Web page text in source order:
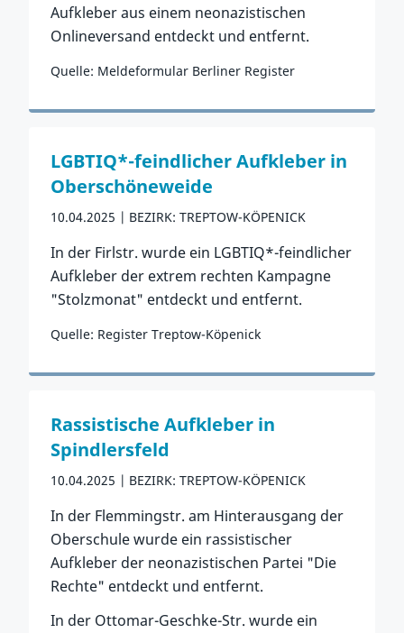
Aufkleber aus einem neonazistischen
Onlineversand entdeckt und entfernt.
Quelle: Meldeformular Berliner Register
Zum Vorfall
LGBTIQ*-feindlicher Aufkleber in
Oberschöneweide
10.04.2025 BEZIRK: TREPTOW-KÖPENICK
In der Firlstr. wurde ein LGBTIQ*-feindlicher
Aufkleber der extrem rechten Kampagne
"Stolzmonat" entdeckt und entfernt.
Quelle: Register Treptow-Köpenick
Zum Vorfall
Rassistische Aufkleber in
Spindlersfeld
10.04.2025 BEZIRK: TREPTOW-KÖPENICK
In der Flemmingstr. am Hinterausgang der
Oberschule wurde ein rassistischer
Aufkleber der neonazistischen Partei "Die
Rechte" entdeckt und entfernt.
In der Ottomar-Geschke-Str. wurde ein